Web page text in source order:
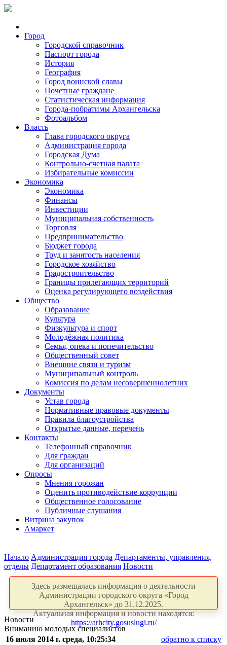
Город
Городской справочник
Паспорт города
История
География
Город воинской славы
Почетные граждане
Статистическая информация
Города-побратимы Архангельска
Фотоальбом
Власть
Глава городского округа
Администрация города
Городская Дума
Контрольно-счетная палата
Избирательные комиссии
Экономика
Экономика
Финансы
Инвестиции
Муниципальная собственность
Торговля
Предпринимательство
Бюджет города
Труд и занятость населения
Городское хозяйство
Градостроительство
Границы прилегающих территорий
Оценка регулирующего воздействия
Общество
Образование
Культура
Физкультура и спорт
Молодёжная политика
Семья, опека и попечительство
Общественный совет
Внешние связи и туризм
Муниципальный контроль
Комиссия по делам несовершеннолетних
Документы
Устав города
Нормативные правовые документы
Правила благоустройства
Открытые данные, перечень
Контакты
Телефонный справочник
Для граждан
Для организаций
Опросы
Мнения горожан
Оценить противодействие коррупции
Общественное голосование
Публичные слушания
Витрина закупок
Амаркет
Начало Администрация города Департаменты, управления,
отделы Департамент образования Новости
Здесь размещалась информация о деятельности
Администрации городского округа «Город
Архангельск» до 31.12.2025.
Актуальная информация и новости находятся:
https://arhcity.gosuslugi.ru/
Новости
Вниманию молодых специалистов
16 июля 2014 г. среда, 10:25:34
обратно к списку